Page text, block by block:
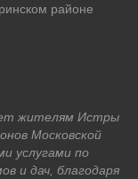
районе
жителям Истры
Московской
услугами по
и дач, благодаря